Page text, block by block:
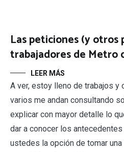
Las peticiones (y otros
trabajadores de Metro
LEER MÁS
A ver, estoy lleno de trabajos y
varios me andan consultando
explicar con mayor detalle lo
dar a conocer los
ustedes la opción de tomar